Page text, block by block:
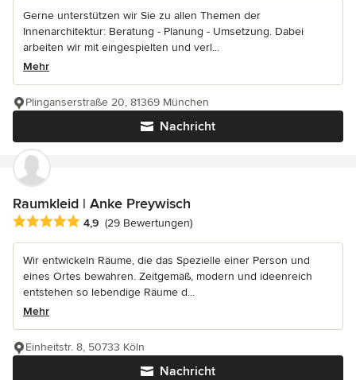
Gerne unterstützen wir Sie zu allen Themen der
Innenarchitektur: Beratung - Planung - Umsetzung. Dabei
arbeiten wir mit eingespielten und verl...
Mehr
Nachricht
Plinganserstraße 20, 81369 München
Raumkleid | Anke Preywisch
Durchschnittliche Bewertung: 4.9 von 5 Sternen
4,9 (29 Bewertungen)
Wir entwickeln Räume, die das Spezielle einer Person und
eines Ortes bewahren. Zeitgemäß, modern und ideenreich
entstehen so lebendige Räume d...
Mehr
Nachricht
Einheitstr. 8, 50733 Köln